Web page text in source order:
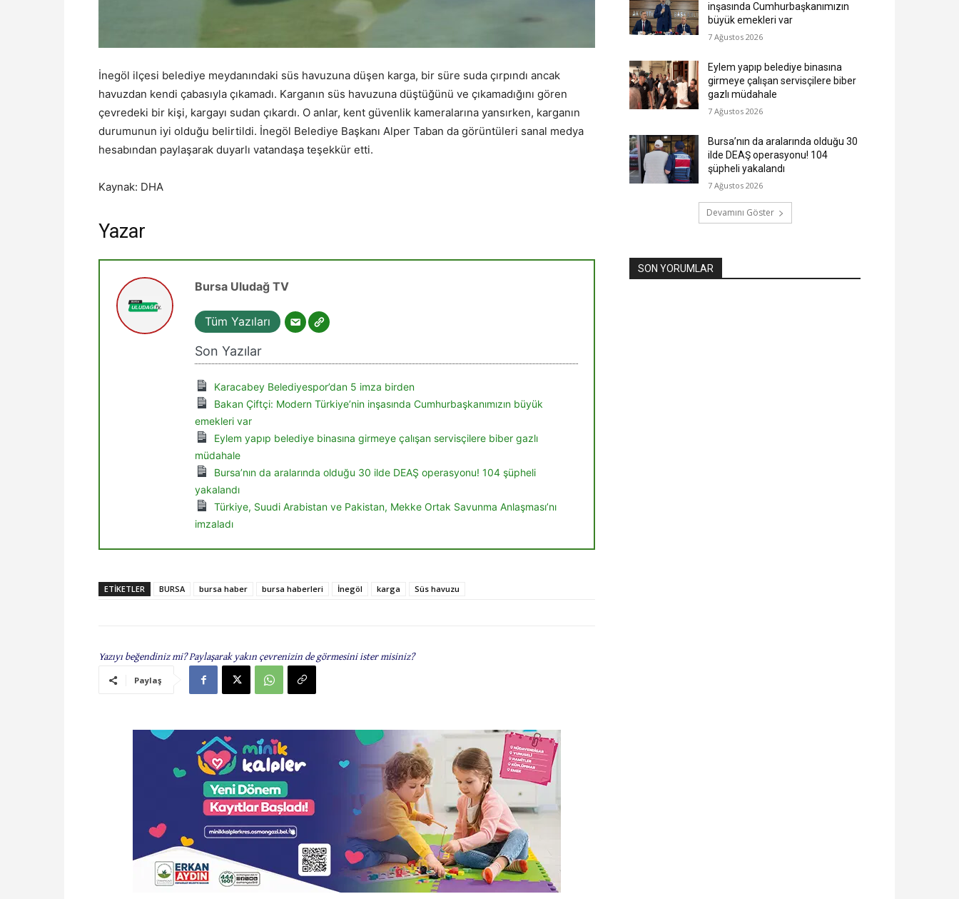
İnegöl ilçesi belediye meydanındaki süs havuzuna düşen karga, bir süre suda çırpındı ancak
havuzdan kendi çabasıyla çıkamadı. Karganın süs havuzuna düştüğünü ve çıkamadığını gören
çevredeki bir kişi, kargayı sudan çıkardı. O anlar, kent güvenlik kameralarına yansırken, karganın
durumunun iyi olduğu belirtildi. İnegöl Belediye Başkanı Alper Taban da görüntüleri sanal medya
hesabından paylaşarak duyarlı vatandaşa teşekkür etti.
Kaynak: DHA
Yazar
Bursa Uludağ TV
Tüm Yazıları
Son Yazılar
Karacabey Belediyespor’dan 5 imza birden
Bakan Çiftçi: Modern Türkiye’nin inşasında Cumhurbaşkanımızın büyük
emekleri var
Eylem yapıp belediye binasına girmeye çalışan servisçilere biber gazlı
müdahale
Bursa’nın da aralarında olduğu 30 ilde DEAŞ operasyonu! 104 şüpheli
yakalandı
Türkiye, Suudi Arabistan ve Pakistan, Mekke Ortak Savunma Anlaşması’nı
imzaladı
ETIKETLER BURSA bursa haber bursa haberleri İnegöl karga Süs havuzu
Yazıyı beğendiniz mi? Paylaşarak yakın çevrenizin de görmesini ister misiniz?
Paylaş
inşasında Cumhurbaşkanımızın
büyük emekleri var
7 Ağustos 2026
Eylem yapıp belediye binasına
girmeye çalışan servisçilere biber
gazlı müdahale
7 Ağustos 2026
Bursa’nın da aralarında olduğu 30
ilde DEAŞ operasyonu! 104
şüpheli yakalandı
7 Ağustos 2026
Devamını Göster
SON YORUMLAR